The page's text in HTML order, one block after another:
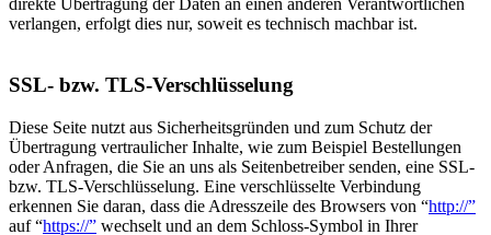
verlangen, erfolgt dies nur, soweit es technisch machbar ist.
SSL- bzw. TLS-Verschlüsselung
Diese Seite nutzt aus Sicherheitsgründen und zum Schutz der
Übertragung vertraulicher Inhalte, wie zum Beispiel Bestellungen
oder Anfragen, die Sie an uns als Seitenbetreiber senden, eine SSL-
bzw. TLS-Verschlüsselung. Eine verschlüsselte Verbindung
erkennen Sie daran, dass die Adresszeile des Browsers von “http://”
auf “https://” wechselt und an dem Schloss-Symbol in Ihrer